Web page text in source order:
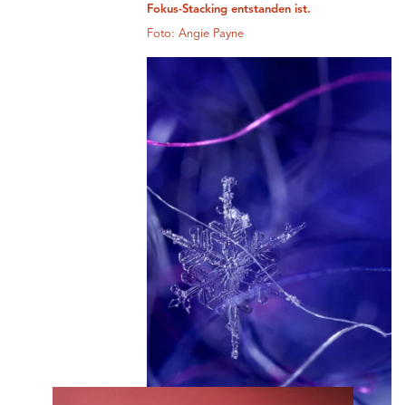
Fokus-Stacking entstanden ist.
Foto: Angie Payne